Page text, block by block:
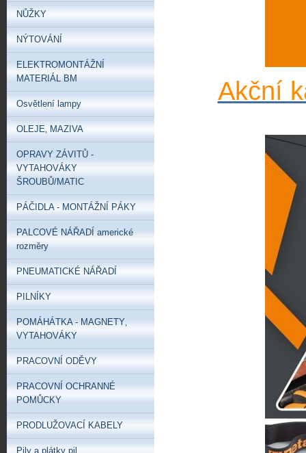
Akční
NŮŽKY
NÝTOVÁNÍ
ELEKTROMONTÁŽNÍ
MATERIÁL BM
Osvětlení lampy
OLEJE‚ MAZIVA
OPRAVY ZÁVITŮ -
VYTAHOVÁKY
ŠROUBŮ/MATIC
PÁČIDLA - MONTÁŽNÍ PÁKY
PALCOVÉ NÁŘADÍ americké
rozměry
PNEUMATICKÉ NÁŘADÍ
PILNÍKY
POMÁHÁTKA - MAGNETY‚
VYTAHOVÁKY
PRACOVNÍ ODĚVY
PRACOVNÍ OCHRANNÉ
POMŮCKY
PRODLUŽOVACÍ KABELY
Pily a plátky pil